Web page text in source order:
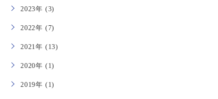
2023年 (3)
2022年 (7)
2021年 (13)
2020年 (1)
2019年 (1)